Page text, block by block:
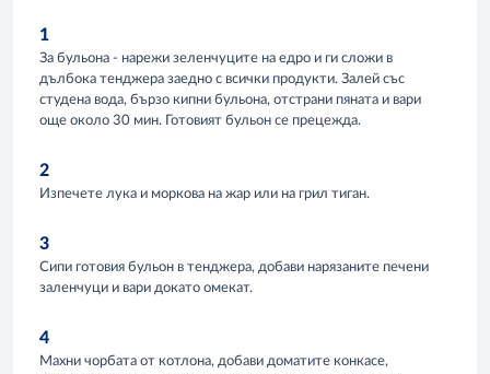
1
За бульона - нарежи зеленчуците на едро и ги сложи в
дълбока тенджера заедно с всички продукти. Залей със
студена вода, бързо кипни бульона, отстрани пяната и вари
още около 30 мин. Готовият бульон се прецежда.
2
Изпечете лука и моркова на жар или на грил тиган.
3
Сипи готовия бульон в тенджера, добави нарязаните печени
заленчуци и вари докато омекат.
4
Махни чорбата от котлона, добави доматите конкасе,